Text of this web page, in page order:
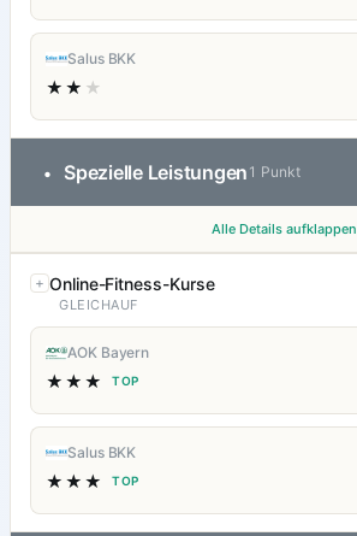
Salus BKK
★★ ★
• Spezielle Leistungen 1 Punkt
Alle Details aufklappen
Online-Fitness-Kurse
GLEICHAUF
AOK Bayern
★★★ TOP
Salus BKK
★★★ TOP